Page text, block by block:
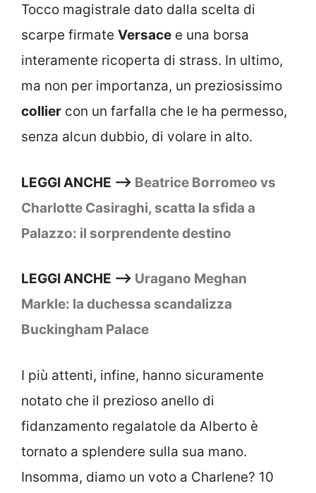
Tocco magistrale dato dalla scelta di
scarpe firmate Versace e una borsa
interamente ricoperta di strass. In ultimo,
ma non per importanza, un preziosissimo
collier con un farfalla che le ha permesso,
senza alcun dubbio, di volare in alto.
LEGGI ANCHE –> Beatrice Borromeo vs
Charlotte Casiraghi, scatta la sfida a
Palazzo: il sorprendente destino
LEGGI ANCHE –> Uragano Meghan
Markle: la duchessa scandalizza
Buckingham Palace
I più attenti, infine, hanno sicuramente
notato che il prezioso anello di
fidanzamento regalatole da Alberto è
tornato a splendere sulla sua mano.
Insomma, diamo un voto a Charlene? 10